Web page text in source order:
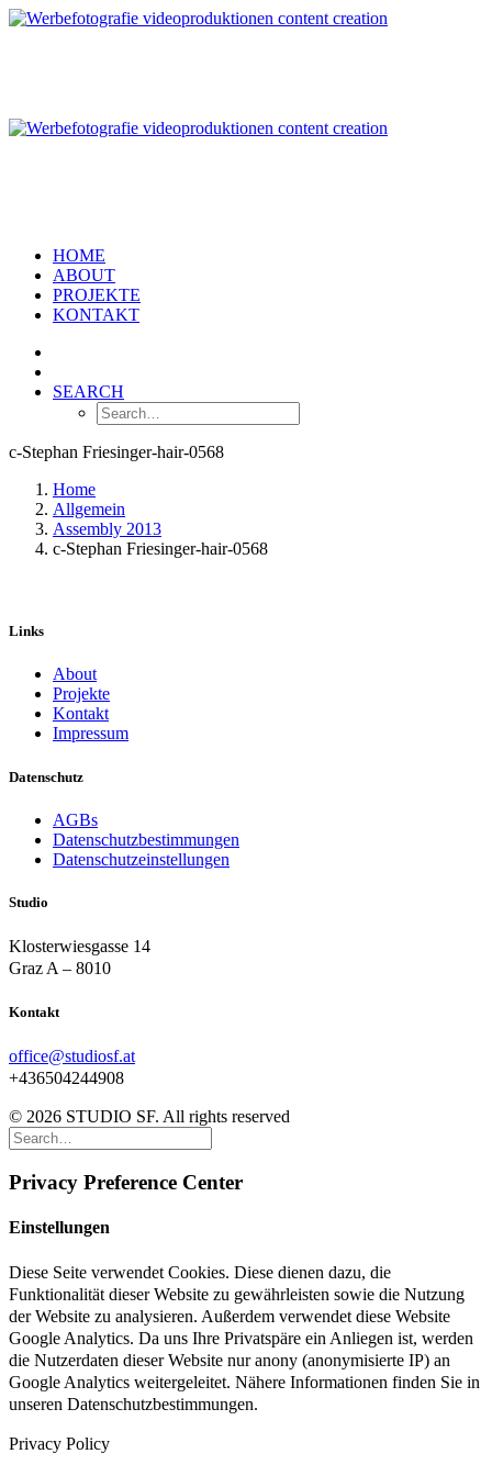
HOME
ABOUT
PROJEKTE
KONTAKT
SEARCH
c-Stephan Friesinger-hair-0568
Home
Allgemein
Assembly 2013
c-Stephan Friesinger-hair-0568
Links
About
Projekte
Kontakt
Impressum
Datenschutz
AGBs
Datenschutzbestimmungen
Datenschutzeinstellungen
Studio
Klosterwiesgasse 14
Graz A – 8010
Kontakt
office@studiosf.at
+436504244908
© 2026 STUDIO SF. All rights reserved
Privacy Preference Center
Einstellungen
Diese Seite verwendet Cookies. Diese dienen dazu, die
Funktionalität dieser Website zu gewährleisten sowie die Nutzung
der Website zu analysieren. Außerdem verwendet diese Website
Google Analytics. Da uns Ihre Privatspäre ein Anliegen ist, werden
die Nutzerdaten dieser Website nur anony (anonymisierte IP) an
Google Analytics weitergeleitet. Nähere Informationen finden Sie in
unseren Datenschutzbestimmungen.
Privacy Policy